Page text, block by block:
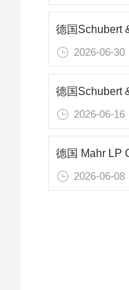
2026-06-30
2026-06-16
2026-06-08